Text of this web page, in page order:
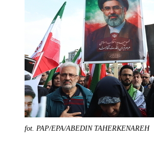
fot. PAP/EPA/ABEDIN TAHERKENAREH